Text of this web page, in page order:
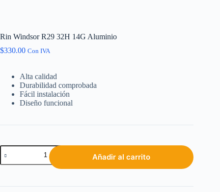
Rin Windsor R29 32H 14G Aluminio
$330.00 Con IVA
Alta calidad
Durabilidad comprobada
Fácil instalación
Diseño funcional
Añadir al carrito